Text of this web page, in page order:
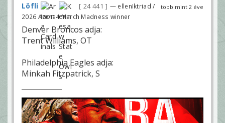
több mint 2 éve
Löfli 24 441
— ellenIktriad /
2026 Arena4 March Madness winner
Denver Broncos adja:
Trent Williams, OT
Philadelphia Eagles adja:
Minkah Fitzpatrick, S